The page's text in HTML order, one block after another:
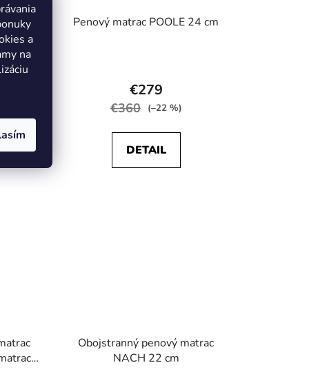
a
na
16 cm Penový matrac POOLE 24 cm
hodnotenie
produktu
5,0
z
€279
€360 (–22 %)
DETAIL
Obojstranný penový matrac
NACH 22 cm